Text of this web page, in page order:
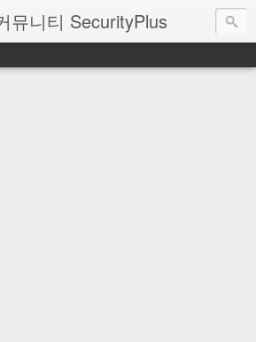
뮤니티 SecurityPlus